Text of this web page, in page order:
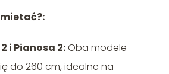
i Pianosa 2:Oba modele
do 260 cm, idealne na